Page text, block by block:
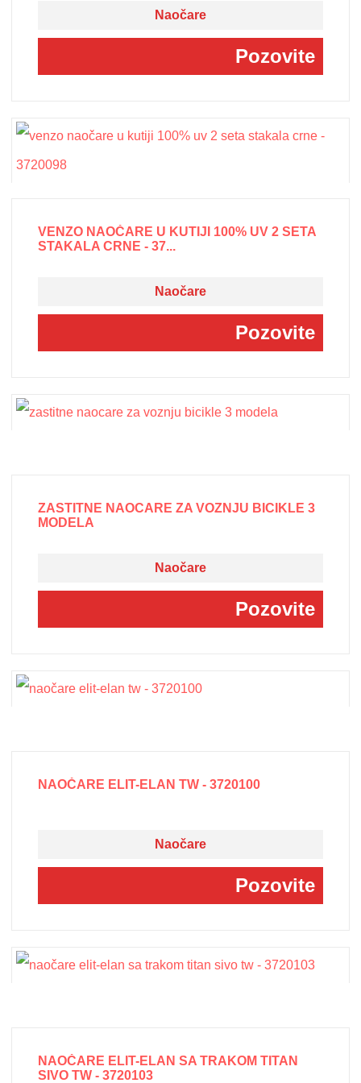
Naočare
Pozovite
VENZO NAOČARE U KUTIJI 100% UV 2 SETA
STAKALA CRNE - 37...
Naočare
Pozovite
ZASTITNE NAOCARE ZA VOZNJU BICIKLE 3
MODELA
Naočare
Pozovite
NAOČARE ELIT-ELAN TW - 3720100
Naočare
Pozovite
NAOČARE ELIT-ELAN SA TRAKOM TITAN
SIVO TW - 3720103